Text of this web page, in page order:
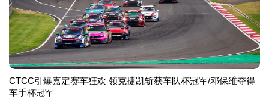
CTCC引爆嘉定赛车狂欢 领克捷凯斩获车队杯冠军/邓保维夺得
车手杯冠军